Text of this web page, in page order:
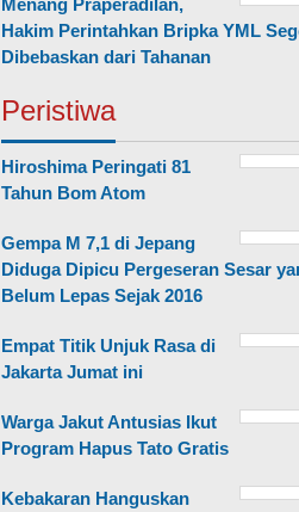
Hakim Perintahkan Bripka YML
Dibebaskan dari Tahanan
Peristiwa
Hiroshima Peringati 81
Tahun Bom Atom
Gempa M 7,1 di Jepang
Diduga Dipicu Pergeseran Sesar
Belum Lepas Sejak 2016
Empat Titik Unjuk Rasa di
Jakarta Jumat ini
Warga Jakut Antusias Ikut
Program Hapus Tato Gratis
Kebakaran Hanguskan